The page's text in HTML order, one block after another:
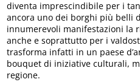
diventa imprescindibile per i
ancora uno dei borghi più belli
innumerevoli manifestazioni la
anche e soprattutto per i
trasforma infatti in un paese
bouquet di iniziative culturali,
regione.